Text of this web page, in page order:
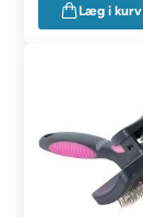
Læg i kurv